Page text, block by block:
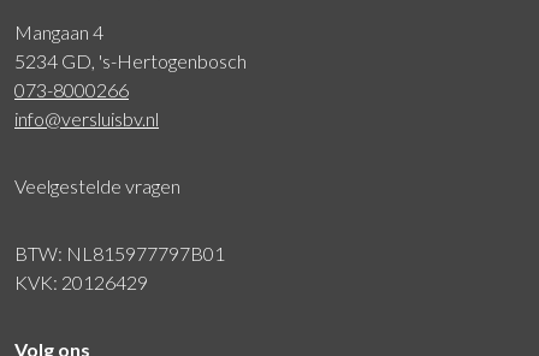
Mangaan 4
5234 GD, 's-Hertogenbosch
073-8000266
info@versluisbv.nl
Veelgestelde vragen
BTW: NL815977797B01
KVK: 20126429
Volg ons